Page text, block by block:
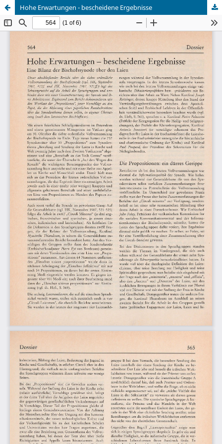
Hohe Erwartungen - bescheidene Ergebnisse